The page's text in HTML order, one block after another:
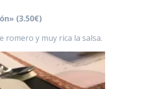
(3.50€)
romero y muy rica la salsa.